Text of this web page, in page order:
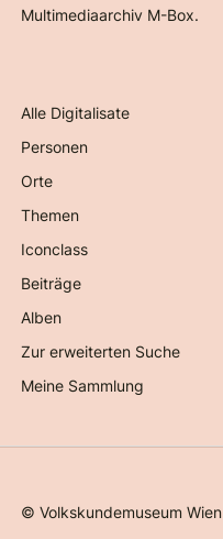
Multimediaarchiv M-Box.
Alle Digitalisate
Personen
Orte
Themen
Iconclass
Beiträge
Alben
Zur erweiterten Suche
Meine Sammlung
©Volkskundemuseum Wien